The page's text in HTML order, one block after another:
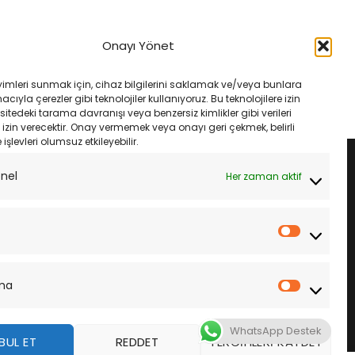
Onayı Yönet
sunmak için, cihaz bilgilerini saklamak ve/veya bunlara
çerezler gibi teknolojiler kullanıyoruz. Bu teknolojilere izin
tarama davranışı veya benzersiz kimlikler gibi verileri
verecektir. Onay vermemek veya onayı geri çekmek, belirli
işlevleri olumsuz etkileyebilir.
Her zaman aktif
İstatistik
ET REDDET TERCIHLERI KAYDET
Michelin City Grip 2
andaki
fiyat:
₺4,085.00.
120/80-16 60S Michelin City Grip 2
Lastik
fiyat:
₺5,600.00.
andaki
fiyat:
₺5,320.00.
SEPETE EKLE
WhatsApp Destek